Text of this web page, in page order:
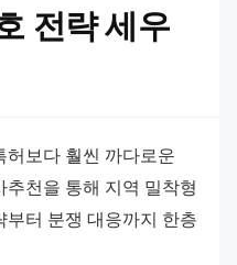
전략 세우
보다 훨씬 까다로운
천을 통해 지역 밀착형
터 분쟁 대응까지 한층